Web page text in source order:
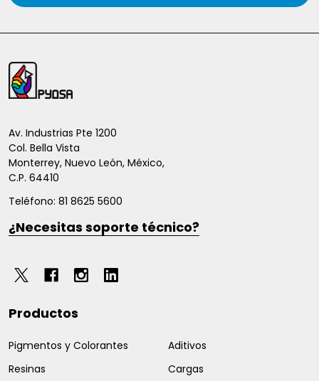
Inicio
del
de
página
Av. Industrias Pte 1200
Col. Bella Vista
Monterrey, Nuevo León, México,
C.P. 64410
Teléfono: 81 8625 5600
¿Necesitas soporte técnico?
Productos
Pigmentos y Colorantes
Resinas
Aditivos
Cargas